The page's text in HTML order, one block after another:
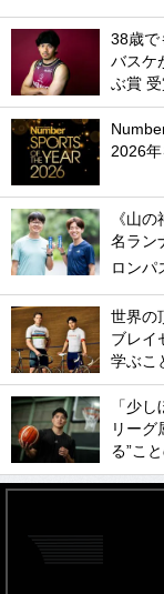
38歳で
バスケ
ぶ賞 受
2026
《山
名ラン
ロンパ
世界の
ブレイ
学ぶこ
「少
リーグ
る”こ